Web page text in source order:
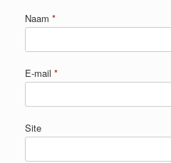
Naam *
E-mail *
Site